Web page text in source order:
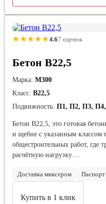
★★★★★4.67 оценок
Бетон В22,5
Марка: М300
Класс: В22,5
Подвижность: П1, П2, П3,
Бетон В22,5, это готовая
и щебне с указанным классом
общестроительных работ, где
расчётную нагрузку.…
Доставка миксером Паспорт
Купить в 1 клик